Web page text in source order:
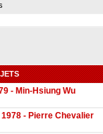
- Min-Hsiung Wu
- Pierre Chevalier